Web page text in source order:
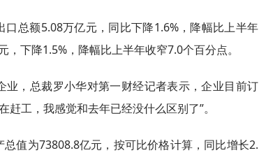
总额5.08万亿元，同比下降1.6%，降幅比上半年
下降1.5%，降幅比上半年收窄7.0个百分点。
业，总裁罗小华对第一财经记者表示，企业目前订
工，我感觉和去年已经没什么区别了”。
值为73808.8亿元，按可比价格计算，同比增长2.